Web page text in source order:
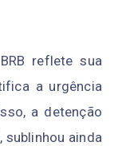
BRB reflete sua
ica a urgência
o, a detenção
sublinhou ainda